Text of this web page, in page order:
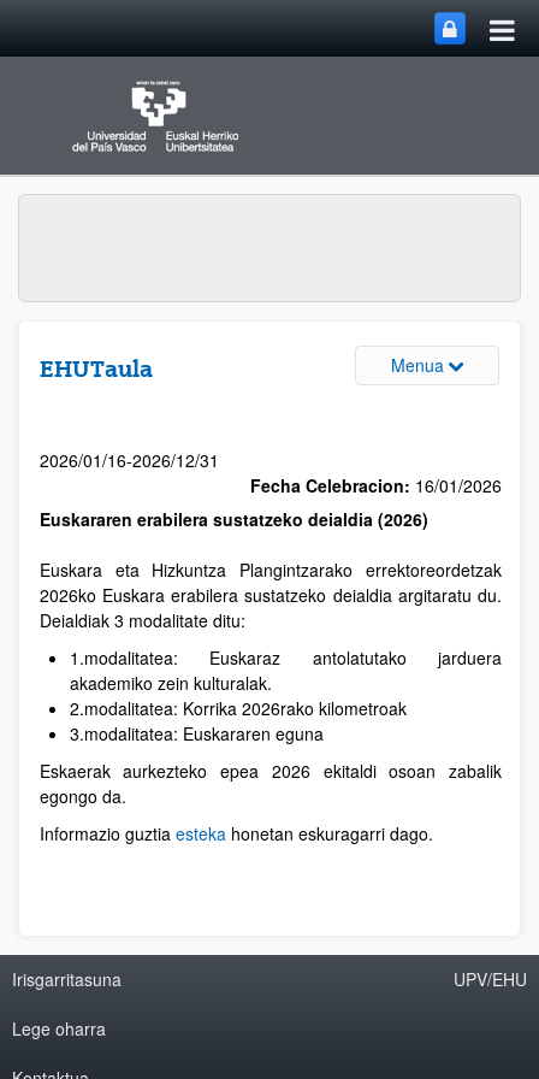
EHUTaula Menua
2026/01/16-2026/12/31
Fecha Celebracion: 16/01/2026
Euskararen erabilera sustatzeko deialdia (2026)
Euskara eta Hizkuntza Plangintzarako errektoreordetzak
2026ko Euskara erabilera sustatzeko deialdia argitaratu du.
Deialdiak 3 modalitate ditu:
1.modalitatea: Euskaraz antolatutako jarduera
akademiko zein kulturalak.
2.modalitatea: Korrika 2026rako kilometroak
3.modalitatea: Euskararen eguna
Eskaerak aurkezteko epea 2026 ekitaldi osoan zabalik
egongo da.
Informazio guztia estekahonetan eskuragarri dago.
Irisgarritasuna
Lege oharra
UPV/EHU